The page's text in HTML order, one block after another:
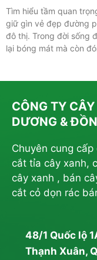
Tìm hiểu tầm quan
giữ gìn vẻ đẹp đường
đô thị. Trong đời sống
lại bóng mát mà còn
CÔNG TY
DƯƠNG &
Chuyên cung
cắt tỉa cây xanh,
cây xanh , bán
cắt cỏ dọn rác
48/1 Quốc lộ
Thạnh Xuân,